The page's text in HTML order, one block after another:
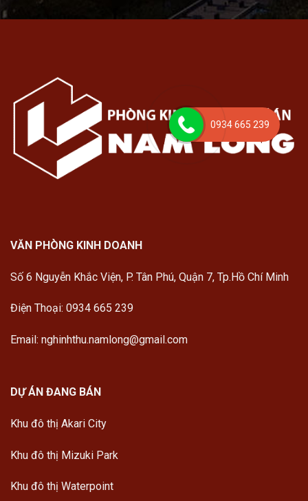
VĂN PHÒNG KINH DOANH
Số 6 Nguyễn Khắc Viện, P. Tân Phú, Quận 7, Tp.Hồ Chí Minh
Điện Thoại: 0934 665 239
Email: nghinhthu.namlong@gmail.com
DỰ ÁN ĐANG BÁN
Khu đô thị Akari City
Khu đô thị Mizuki Park
Khu đô thị Waterpoint
0934 665 239